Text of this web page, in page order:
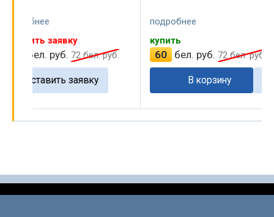
подробнее
купить
60 бел. руб. 72 бел. руб.
В корзину
подробнее
35 бел. руб. 42
оставить